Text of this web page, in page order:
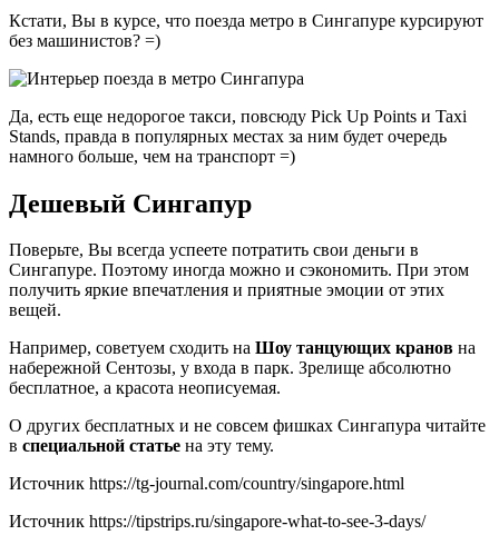
Кстати, Вы в курсе, что поезда метро в Сингапуре курсируют
без машинистов? =)
Да, есть еще недорогое такси, повсюду Pick Up Points и Taxi
Stands, правда в популярных местах за ним будет очередь
намного больше, чем на транспорт =)
Дешевый Сингапур
Поверьте, Вы всегда успеете потратить свои деньги в
Сингапуре. Поэтому иногда можно и сэкономить. При этом
получить яркие впечатления и приятные эмоции от этих
вещей.
Например, советуем сходить на Шоу танцующих кранов на
набережной Сентозы, у входа в парк. Зрелище абсолютно
бесплатное, а красота неописуемая.
О других бесплатных и не совсем фишках Сингапура читайте
в специальной статье на эту тему.
Источник https://tg-journal.com/country/singapore.html
Источник https://tipstrips.ru/singapore-what-to-see-3-days/